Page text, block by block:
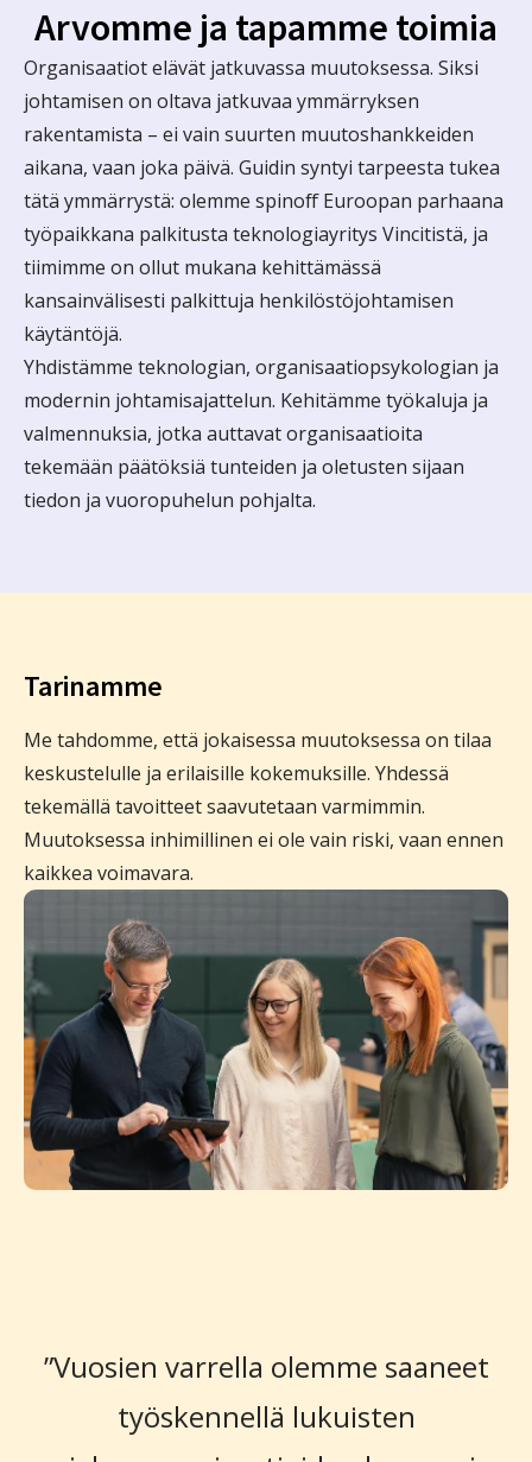
Arvomme ja tapamme toimia
Organisaatiot elävät jatkuvassa muutoksessa. Siksi
johtamisen on oltava jatkuvaa ymmärryksen
rakentamista – ei vain suurten muutoshankkeiden
aikana, vaan joka päivä. Guidin syntyi tarpeesta tukea
tätä ymmärrystä: olemme spinoff Euroopan parhaana
työpaikkana palkitusta teknologiayritys Vincitistä, ja
tiimimme on ollut mukana kehittämässä
kansainvälisesti palkittuja henkilöstöjohtamisen
käytäntöjä.
Yhdistämme teknologian, organisaatiopsykologian ja
modernin johtamisajattelun. Kehitämme työkaluja ja
valmennuksia, jotka auttavat organisaatioita
tekemään päätöksiä tunteiden ja oletusten sijaan
tiedon ja vuoropuhelun pohjalta.
Tarinamme
Me tahdomme, että jokaisessa muutoksessa on tilaa
keskustelulle ja erilaisille kokemuksille. Yhdessä
tekemällä tavoitteet saavutetaan varmimmin.
Muutoksessa inhimillinen ei ole vain riski, vaan ennen
kaikkea voimavara.
”Vuosien varrella olemme saaneet
työskennellä lukuisten